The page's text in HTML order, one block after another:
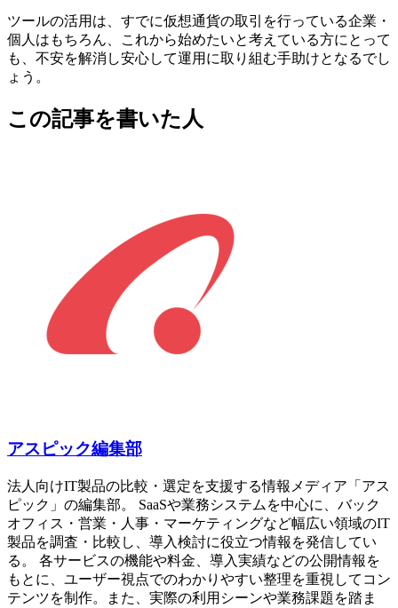
ツールの活用は、すでに仮想通貨の取引を行っている企業・
個人はもちろん、これから始めたいと考えている方にとって
も、不安を解消し安心して運用に取り組む手助けとなるでし
ょう。
この記事を書いた人
アスピック編集部
法人向けIT製品の比較・選定を支援する情報メディア「アス
ピック」の編集部。 SaaSや業務システムを中心に、バック
オフィス・営業・人事・マーケティングなど幅広い領域のIT
製品を調査・比較し、導入検討に役立つ情報を発信してい
る。 各サービスの機能や料金、導入実績などの公開情報を
もとに、ユーザー視点でのわかりやすい整理を重視してコン
テンツを制作。また、実際の利用シーンや業務課題を踏ま